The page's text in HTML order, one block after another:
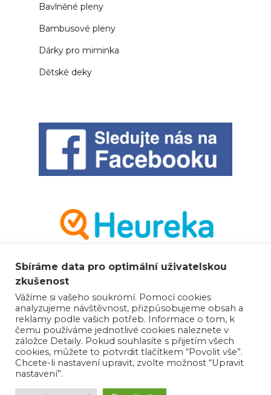
Bavlněné pleny
Bambusové pleny
Dárky pro miminka
Dětské deky
© 2021 - 2025 HippoMarket.cz
Sbíráme data pro optimální uživatelskou
zkušenost
Vážíme si vašeho soukromí. Pomocí cookies
analyzujeme návštěvnost, přizpůsobujeme obsah a
reklamy podle vašich potřeb. Informace o tom, k
čemu používáme jednotlivé cookies naleznete v
záložce Detaily. Pokud souhlasíte s přijetím všech
cookies, můžete to potvrdit tlačítkem “Povolit vše”.
Chcete-li nastavení upravit, zvolte možnost “Upravit
nastavení”.